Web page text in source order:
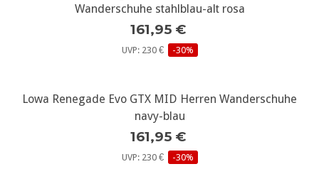
Wanderschuhe stahlblau-alt rosa
161,95 €
UVP: 230 € -30%
Lowa Renegade Evo GTX MID Herren Wanderschuhe
navy-blau
161,95 €
UVP: 230 € -30%